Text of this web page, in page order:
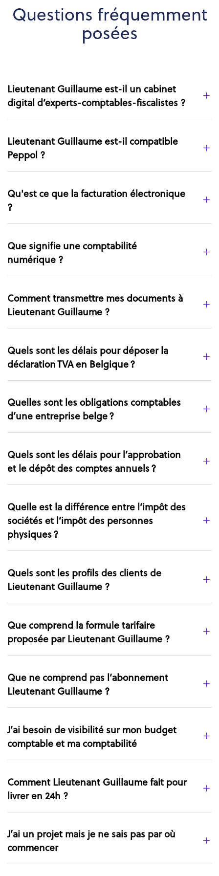
Questions fréquemment
posées
Lieutenant Guillaume est-il un cabinet
digital d’experts-comptables-fiscalistes ?
Lieutenant Guillaume est-il compatible
Peppol ?
Qu'est ce que la facturation électronique
?
Que signifie une comptabilité
numérique ?
Comment transmettre mes documents à
Lieutenant Guillaume ?
Quels sont les délais pour déposer la
déclaration TVA en Belgique ?
Quelles sont les obligations comptables
d’une entreprise belge ?
Quels sont les délais pour l’approbation
et le dépôt des comptes annuels ?
Quelle est la différence entre l’impôt des
sociétés et l’impôt des personnes
physiques ?
Quels sont les profils des clients de
Lieutenant Guillaume ?
Que comprend la formule tarifaire
proposée par Lieutenant Guillaume ?
Que ne comprend pas l’abonnement
Lieutenant Guillaume ?
J’ai besoin de visibilité sur mon budget
comptable et ma comptabilité
Comment Lieutenant Guillaume fait pour
livrer en 24h ?
J’ai un projet mais je ne sais pas par où
commencer